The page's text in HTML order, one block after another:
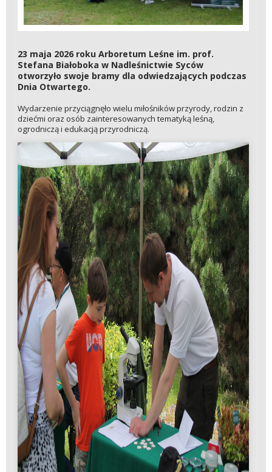
23 maja 2026 roku Arboretum Leśne im. prof.
Stefana Białoboka w Nadleśnictwie Syców
otworzyło swoje bramy dla odwiedzających podczas
Dnia Otwartego.
Wydarzenie przyciągnęło wielu miłośników przyrody, rodzin z
dziećmi oraz osób zainteresowanych tematyką leśną,
ogrodniczą i edukacją przyrodniczą.